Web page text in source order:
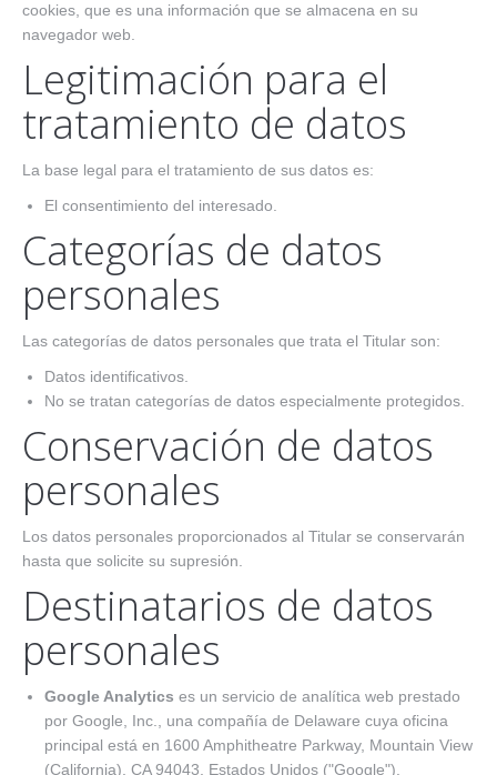
cookies, que es una información que se almacena en su
navegador web.
Legitimación para el
tratamiento de datos
La base legal para el tratamiento de sus datos es:
El consentimiento del interesado.
Categorías de datos
personales
Las categorías de datos personales que trata el Titular son:
Datos identificativos.
No se tratan categorías de datos especialmente protegidos.
Conservación de datos
personales
Los datos personales proporcionados al Titular se conservarán
hasta que solicite su supresión.
Destinatarios de datos
personales
Google Analytics es un servicio de analítica web prestado
por Google, Inc., una compañía de Delaware cuya oficina
principal está en 1600 Amphitheatre Parkway, Mountain View
(California), CA 94043, Estados Unidos ("Google").